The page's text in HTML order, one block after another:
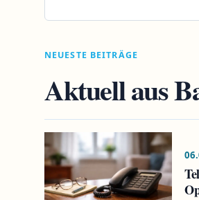
NEUESTE BEITRÄGE
Aktuell aus